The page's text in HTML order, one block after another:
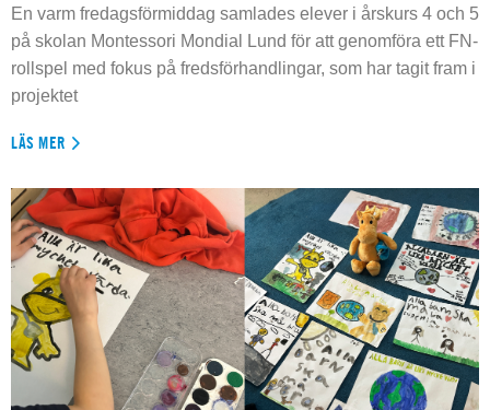
En varm fredagsförmiddag samlades elever i årskurs 4 och 5
på skolan Montessori Mondial Lund för att genomföra ett FN-
rollspel med fokus på fredsförhandlingar, som har tagit fram i
projektet
LÄS MER